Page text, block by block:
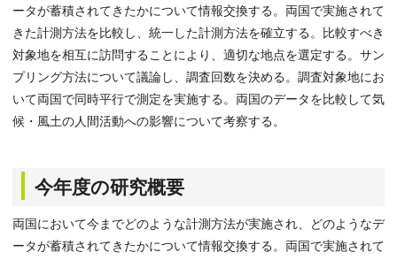
ータが蓄積されてきたかについて情報交換する。両国で実施されて
きた計測方法を比較し、統一した計測方法を確立する。比較すべき
対象地を相互に訪問することにより、適切な地点を選定する。サン
プリング方法について議論し、調査回数を決める。調査対象地にお
いて両国で同時平行で測定を実施する。両国のデータを比較して気
候・風土の人間活動への影響について考察する。
今年度の研究概要
両国において今までどのような計測方法が実施され、どのようなデ
ータが蓄積されてきたかについて情報交換する。両国で実施されて